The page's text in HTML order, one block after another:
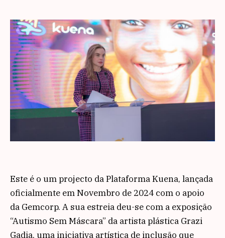
Este é o um projecto da Plataforma Kuena, lançada
oficialmente em Novembro de 2024 com o apoio
da Gemcorp. A sua estreia deu-se com a exposição
“Autismo Sem Máscara” da artista plástica Grazi
Gadia, uma iniciativa artística de inclusão que